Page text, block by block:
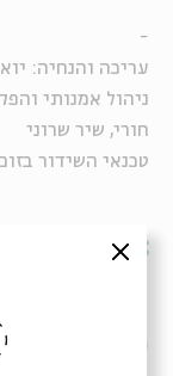
-
עריכה והנחיה:
ניהול אמנותי
חורי, שיר שרוני
טכנאי השידור
שיתוף
סגור